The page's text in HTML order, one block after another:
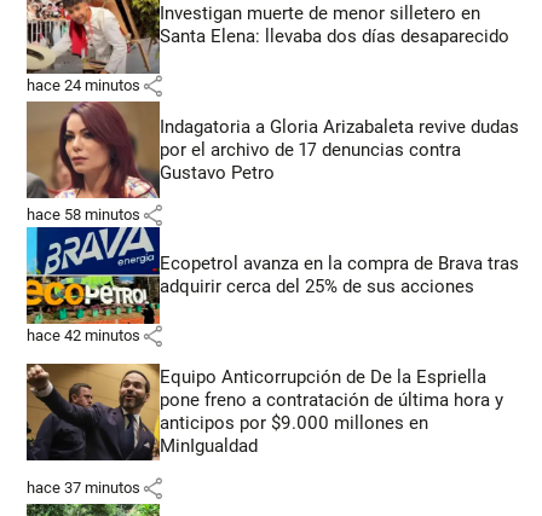
Investigan muerte de menor silletero en
Santa Elena: llevaba dos días desaparecido
hace 24 minutos share
Indagatoria a Gloria Arizabaleta revive dudas
por el archivo de 17 denuncias contra
Gustavo Petro
hace 58 minutos share
Ecopetrol avanza en la compra de Brava tras
adquirir cerca del 25% de sus acciones
hace 42 minutos share
Equipo Anticorrupción de De la Espriella
pone freno a contratación de última hora y
anticipos por $9.000 millones en
MinIgualdad
hace 37 minutos share